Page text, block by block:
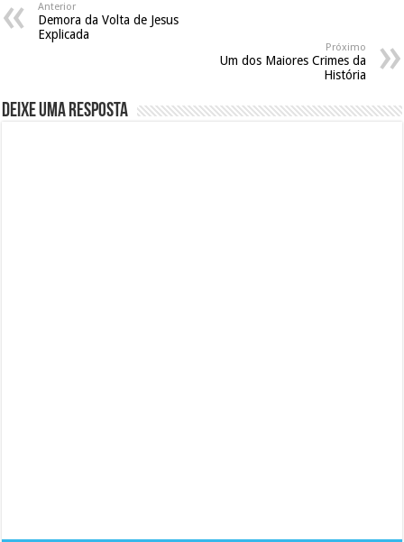
Anterior
Demora da Volta de Jesus
Explicada
Próximo
Um dos Maiores Crimes da
História
Deixe uma resposta